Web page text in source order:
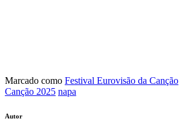
Marcado como Festival Eurovisão da Canção
Canção 2025 napa
Autor